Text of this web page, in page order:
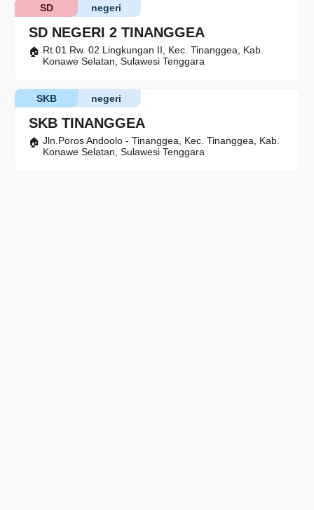
SD NEGERI 2 TINANGGEA
negeri
SD
Rt.01 Rw. 02 Lingkungan II, Kec. Tinanggea, Kab.
Konawe Selatan, Sulawesi Tenggara
SKB TINANGGEA
negeri
SKB
Jln.Poros Andoolo - Tinanggea, Kec. Tinanggea, Kab.
Konawe Selatan, Sulawesi Tenggara